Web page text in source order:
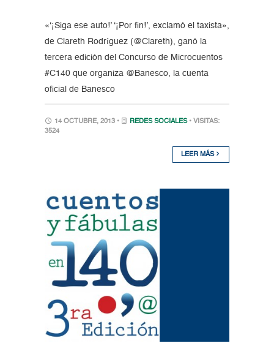
«‘¡Siga ese auto!’ ‘¡Por fin!’, exclamó el taxista»,
de Clareth Rodríguez (@Clareth), ganó la
tercera edición del Concurso de Microcuentos
#C140 que organiza @Banesco, la cuenta
oficial de Banesco
14 OCTUBRE, 2013 • REDES SOCIALES • VISITAS:
3524
LEER MÁS